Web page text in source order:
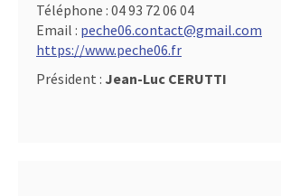
Téléphone : 04 93 72 06 04
Email : peche06.contact@gmail.com
https://www.peche06.fr
Président : Jean-Luc CERUTTI